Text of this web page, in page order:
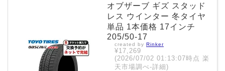
オブザーブ ギズ スタッド
レス ウインター 冬タイヤ
単品 1本価格 17インチ
205/50-17
created by Rinker
¥17,269
(2026/07/02 01:13:07時点 楽
天市場調べ-詳細)